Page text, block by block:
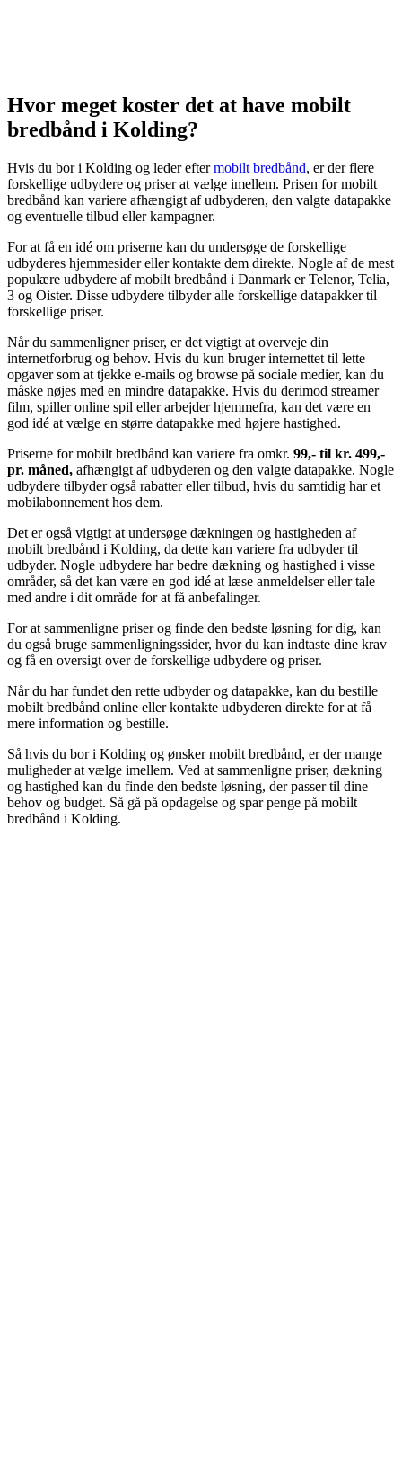
Hvor meget koster det at have mobilt
bredbånd i Kolding?
Hvis du bor i Kolding og leder eftermobilt bredbånd, er der flere
forskellige udbydere og priser at vælge imellem. Prisen for mobilt
bredbånd kan variere afhængigt af udbyderen, den valgte datapakke
og eventuelle tilbud eller kampagner.
For at få en idé om priserne kan du undersøge de forskellige
udbyderes hjemmesider eller kontakte dem direkte. Nogle af de mest
populære udbydere af mobilt bredbånd i Danmark er Telenor, Telia,
3 og Oister. Disse udbydere tilbyder alle forskellige datapakker til
forskellige priser.
Når du sammenligner priser, er det vigtigt at overveje din
internetforbrug og behov. Hvis du kun bruger internettet til lette
opgaver som at tjekke e-mails og browse på sociale medier, kan du
måske nøjes med en mindre datapakke. Hvis du derimod streamer
film, spiller online spil eller arbejder hjemmefra, kan det være en
god idé at vælge en større datapakke med højere hastighed.
Priserne for mobilt bredbånd kan variere fra omkr. 99,- til kr. 499,-
pr. måned, afhængigt af udbyderen og den valgte datapakke. Nogle
udbydere tilbyder også rabatter eller tilbud, hvis du samtidig har et
mobilabonnement hos dem.
Det er også vigtigt at undersøge dækningen og hastigheden af
mobilt bredbånd i Kolding, da dette kan variere fra udbyder til
udbyder. Nogle udbydere har bedre dækning og hastighed i visse
områder, så det kan være en god idé at læse anmeldelser eller tale
med andre i dit område for at få anbefalinger.
For at sammenligne priser og finde den bedste løsning for dig, kan
du også bruge sammenligningssider, hvor du kan indtaste dine krav
og få en oversigt over de forskellige udbydere og priser.
Når du har fundet den rette udbyder og datapakke, kan du bestille
mobilt bredbånd online eller kontakte udbyderen direkte for at få
mere information og bestille.
Så hvis du bor i Kolding og ønsker mobilt bredbånd, er der mange
muligheder at vælge imellem. Ved at sammenligne priser, dækning
og hastighed kan du finde den bedste løsning, der passer til dine
behov og budget. Så gå på opdagelse og spar penge på mobilt
bredbånd i Kolding.